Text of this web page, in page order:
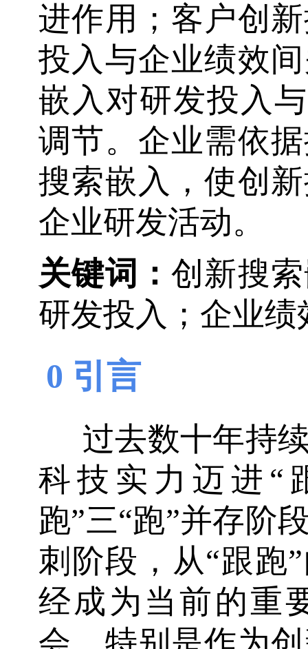
进作用；客户创
投入与企业绩效
嵌入对研发投入
调节。企业需依
搜索嵌入，使创
企业研发活动。
关键词 ：创新搜
研发投入；企业绩
0 引言
过去数十年持
科技实力迈进“
跑”三“跑”并存阶
刺阶段，从“跟跑
经成为当前的重